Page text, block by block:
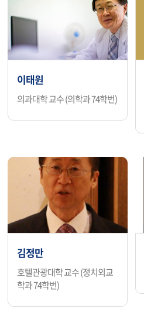
이태원
의과대학 교수 (의학과 74학번)
김정만
호텔관광대학 교수 (정치외교
학과 74학번)